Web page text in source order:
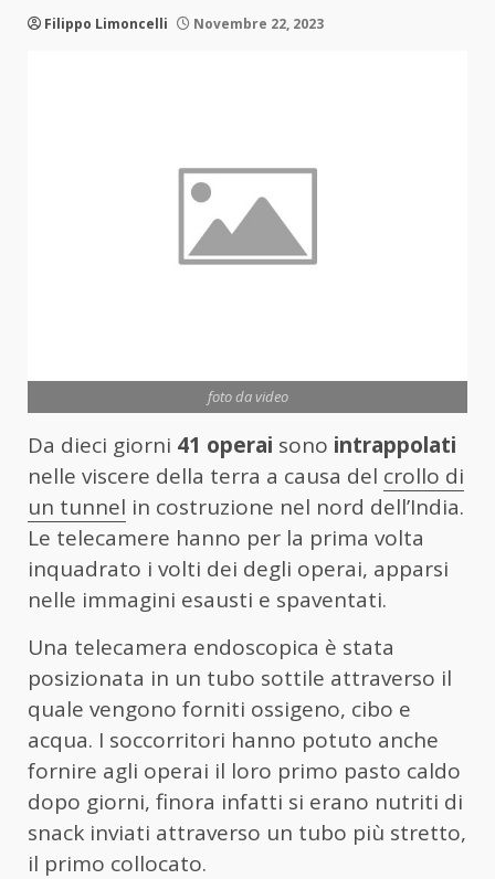
Filippo Limoncelli Novembre 22, 2023
foto da video
Da dieci giorni 41 operai sono intrappolati
nelle viscere della terra a causa del crollo di
un tunnel in costruzione nel nord dell’India.
Le telecamere hanno per la prima volta
inquadrato i volti dei degli operai, apparsi
nelle immagini esausti e spaventati.
Una telecamera endoscopica è stata
posizionata in un tubo sottile attraverso il
quale vengono forniti ossigeno, cibo e
acqua. I soccorritori hanno potuto anche
fornire agli operai il loro primo pasto caldo
dopo giorni, finora infatti si erano nutriti di
snack inviati attraverso un tubo più stretto,
il primo collocato.